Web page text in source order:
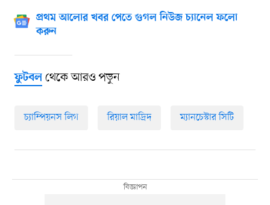
প্রথম আলোর খবর পেতে গুগল নিউজ চ্যানেল ফলো
করুন
ফুটবলথেকে আরও পড়ুন
চ্যাম্পিয়নস লিগ রিয়াল মাদ্রিদ ম্যানচেস্টার সিটি